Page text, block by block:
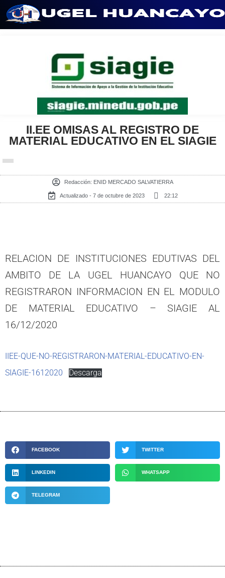
II.EE OMISAS AL REGISTRO DE
MATERIAL EDUCATIVO EN EL SIAGIE
Redacción: ENID MERCADO SALVATIERRA
Actualizado - 7 de octubre de 2023 22:12
RELACION DE INSTITUCIONES EDUTIVAS DEL
AMBITO DE LA UGEL HUANCAYO QUE NO
REGISTRARON INFORMACION EN EL MODULO
DE MATERIAL EDUCATIVO – SIAGIE AL
16/12/2020
IIEE-QUE-NO-REGISTRARON-MATERIAL-EDUCATIVO-EN-
SIAGIE-1612020
Descarga
FACEBOOK TWITTER
LINKEDIN WHATSAPP
TELEGRAM